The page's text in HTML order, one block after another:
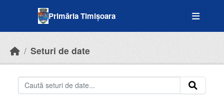
Primăria Timișoara
Seturi de date